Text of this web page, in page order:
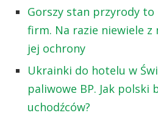
Gorszy stan przyrody to
firm. Na razie niewiele z
jej ochrony
Ukrainki do hotelu w
paliwowe BP. Jak polski
uchodźców?